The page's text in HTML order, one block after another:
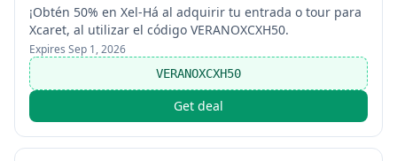
¡Obtén 50% en Xel-Há al adquirir tu entrada o tour para
Xcaret, al utilizar el código VERANOXCXH50.
Expires Sep 1, 2026
VERANOXCXH50
Get deal